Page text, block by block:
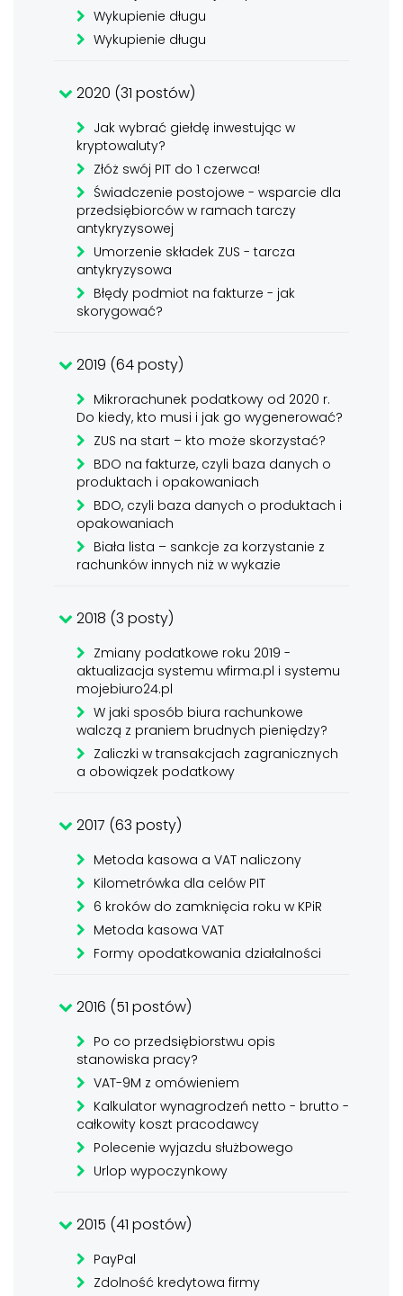
Wykupienie długu
Wykupienie długu
2020 (31 postów)
Jak wybrać giełdę inwestując w
kryptowaluty?
Złóż swój PIT do 1 czerwca!
Świadczenie postojowe - wsparcie dla
przedsiębiorców w ramach tarczy
antykryzysowej
Umorzenie składek ZUS - tarcza
antykryzysowa
Błędy podmiot na fakturze - jak
skorygować?
2019 (64 posty)
Mikrorachunek podatkowy od 2020 r.
Do kiedy, kto musi i jak go wygenerować?
ZUS na start – kto może skorzystać?
BDO na fakturze, czyli baza danych o
produktach i opakowaniach
BDO, czyli baza danych o produktach i
opakowaniach
Biała lista – sankcje za korzystanie z
rachunków innych niż w wykazie
2018 (3 posty)
Zmiany podatkowe roku 2019 -
aktualizacja systemu wfirma.pl i systemu
mojebiuro24.pl
W jaki sposób biura rachunkowe
walczą z praniem brudnych pieniędzy?
Zaliczki w transakcjach zagranicznych
a obowiązek podatkowy
2017 (63 posty)
Metoda kasowa a VAT naliczony
Kilometrówka dla celów PIT
6 kroków do zamknięcia roku w KPiR
Metoda kasowa VAT
Formy opodatkowania działalności
2016 (51 postów)
Po co przedsiębiorstwu opis
stanowiska pracy?
VAT-9M z omówieniem
Kalkulator wynagrodzeń netto - brutto -
całkowity koszt pracodawcy
Polecenie wyjazdu służbowego
Urlop wypoczynkowy
2015 (41 postów)
PayPal
Zdolność kredytowa firmy